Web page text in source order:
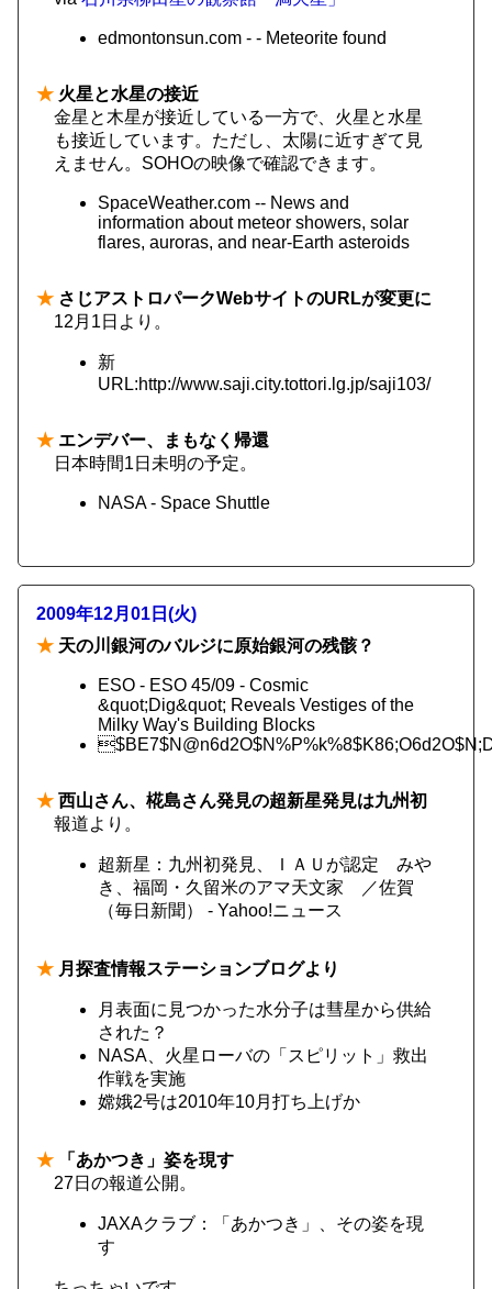
edmontonsun.com - - Meteorite found
★ 火星と水星の接近
金星と木星が接近している一方で、火星と水星
も接近しています。ただし、太陽に近すぎて見
えません。SOHOの映像で確認できます。
SpaceWeather.com -- News and
information about meteor showers, solar
flares, auroras, and near-Earth asteroids
★ さじアストロパークWebサイトのURLが変更に
12月1日より。
新
URL:http://www.saji.city.tottori.lg.jp/saji103/
★ エンデバー、まもなく帰還
日本時間1日未明の予定。
NASA - Space Shuttle
2009年12月01日(火)
★ 天の川銀河のバルジに原始銀河の残骸？
ESO - ESO 45/09 - Cosmic
&quot;Dig&quot; Reveals Vestiges of the
Milky Way's Building Blocks
★ 西山さん、椛島さん発見の超新星発見は九州初
報道より。
超新星：九州初発見、ＩＡＵが認定 みや
き、福岡・久留米のアマ天文家 ／佐賀
（毎日新聞） - Yahoo!ニュース
★ 月探査情報ステーションブログより
月表面に見つかった水分子は彗星から供給
された？
NASA、火星ローバの「スピリット」救出
作戦を実施
嫦娥2号は2010年10月打ち上げか
★ 「あかつき」姿を現す
27日の報道公開。
JAXAクラブ：「あかつき」、その姿を現
す